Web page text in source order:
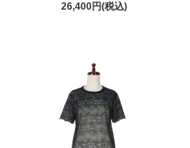
26,400円(税込)